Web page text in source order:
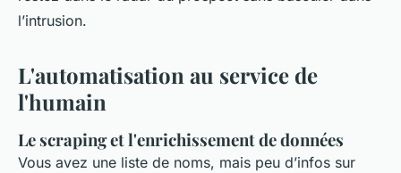
l’intrusion.
L'automatisation au service de
l'humain
Le scraping et l'enrichissement de données
Vous avez une liste de noms, mais peu d’infos sur